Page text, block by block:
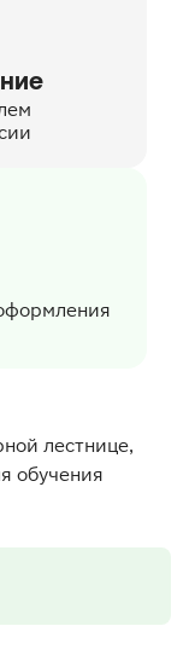
лестнице,
обучения